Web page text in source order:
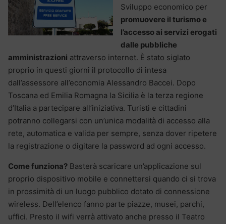
Sviluppo economico per
promuovere il turismo e
l’accesso ai servizi erogati
dalle pubbliche
amministrazioni attraverso internet. È stato siglato
proprio in questi giorni il protocollo di intesa
dall’assessore all’economia Alessandro Baccei. Dopo
Toscana ed Emilia Romagna la Sicilia è la terza regione
d’Italia a partecipare all’iniziativa. Turisti e cittadini
potranno collegarsi con un’unica modalità di accesso alla
rete, automatica e valida per sempre, senza dover ripetere
la registrazione o digitare la password ad ogni accesso.
Come funziona? Basterà scaricare un’applicazione sul
proprio dispositivo mobile e connettersi quando ci si trova
in prossimità di un luogo pubblico dotato di connessione
wireless. Dell’elenco fanno parte piazze, musei, parchi,
uffici. Presto il wifi verrà attivato anche presso il Teatro